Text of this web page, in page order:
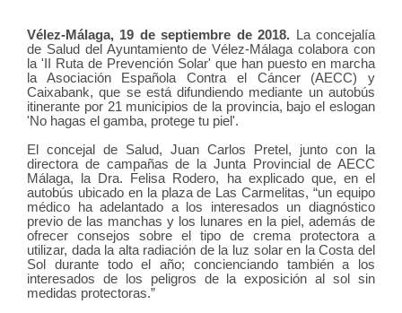
Vélez-Málaga, 19 de septiembre de 2018. La concejalía
de Salud del Ayuntamiento de Vélez-Málaga colabora con
la 'II Ruta de Prevención Solar' que han puesto en marcha
la Asociación Española Contra el Cáncer (AECC) y
Caixabank, que se está difundiendo mediante un autobús
itinerante por 21 municipios de la provincia, bajo el eslogan
'No hagas el gamba, protege tu piel'.
El concejal de Salud, Juan Carlos Pretel, junto con la
directora de campañas de la Junta Provincial de AECC
Málaga, la Dra. Felisa Rodero, ha explicado que, en el
autobús ubicado en la plaza de Las Carmelitas, “un equipo
médico ha adelantado a los interesados un diagnóstico
previo de las manchas y los lunares en la piel, además de
ofrecer consejos sobre el tipo de crema protectora a
utilizar, dada la alta radiación de la luz solar en la Costa del
Sol durante todo el año; concienciando también a los
interesados de los peligros de la exposición al sol sin
medidas protectoras.”